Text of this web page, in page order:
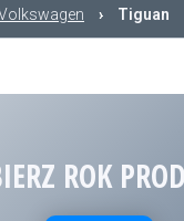
› Tiguan
ROK